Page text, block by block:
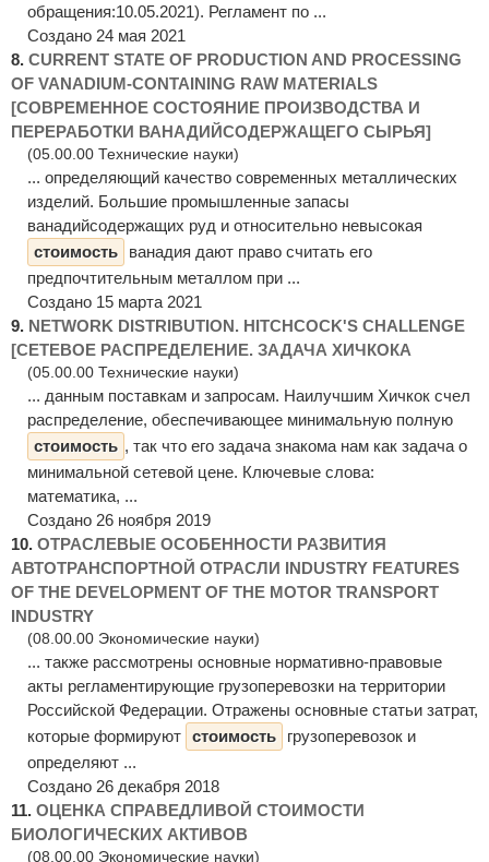
обращения:10.05.2021). Регламент по ...
Создано 24 мая 2021
8. CURRENT STATE OF PRODUCTION AND PROCESSING
OF VANADIUM-CONTAINING RAW MATERIALS
[СОВРЕМЕННОЕ СОСТОЯНИЕ ПРОИЗВОДСТВА И
ПЕРЕРАБОТКИ ВАНАДИЙСОДЕРЖАЩЕГО СЫРЬЯ]
(05.00.00 Технические науки)
... определяющий качество современных металлических
изделий. Большие промышленные запасы
ванадийсодержащих руд и относительно невысокая
стоимость
ванадия дают право считать его
предпочтительным металлом при ...
Создано 15 марта 2021
9. NETWORK DISTRIBUTION. HITCHCOCK'S CHALLENGE
[СЕТЕВОЕ РАСПРЕДЕЛЕНИЕ. ЗАДАЧА ХИЧКОКА
(05.00.00 Технические науки)
... данным поставкам и запросам. Наилучшим Хичкок счел
распределение, обеспечивающее минимальную полную
стоимость , так что его задача знакома нам как задача о
минимальной сетевой цене. Ключевые слова:
математика, ...
Создано 26 ноября 2019
10. ОТРАСЛЕВЫЕ ОСОБЕННОСТИ РАЗВИТИЯ
АВТОТРАНСПОРТНОЙ ОТРАСЛИ INDUSTRY FEATURES
OF THE DEVELOPMENT OF THE MOTOR TRANSPORT
INDUSTRY
(08.00.00 Экономические науки)
... также рассмотрены основные нормативно-правовые
акты регламентирующие грузоперевозки на территории
Российской Федерации. Отражены основные статьи затрат,
которые формируют стоимость
грузоперевозок и
определяют ...
Создано 26 декабря 2018
11. ОЦЕНКА СПРАВЕДЛИВОЙ СТОИМОСТИ
БИОЛОГИЧЕСКИХ АКТИВОВ
(08.00.00 Экономические науки)